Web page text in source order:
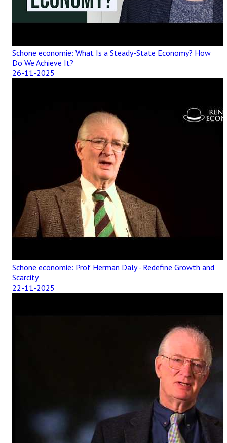
Schone economie: What Is a Steady-State Economy? How
Do We Achieve It?
26-11-2025
Schone economie: Prof Herman Daly - Redefine Growth and
Scarcity
22-11-2025